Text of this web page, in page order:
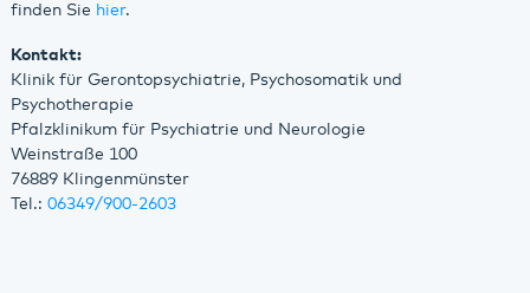
finden Sie hier.
Kontakt:
Klinik für Gerontopsychiatrie, Psychosomatik und
Psychotherapie
Pfalzklinikum für Psychiatrie und Neurologie
Weinstraße 100
76889 Klingenmünster
Tel.: 06349/900-2603